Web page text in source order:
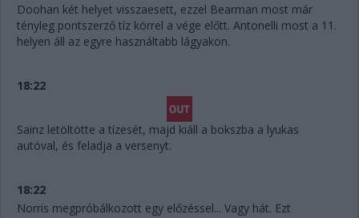
Doohan két helyet visszaesett, ezzel Bearman most már
tényleg pontszerző tíz körrel a vége előtt. Antonelli most a 11.
helyen áll az egyre használtabb lágyakon.
18:22
Sainz letöltötte a tízesét, majd kiáll a bokszba a lyukas
autóval, és feladja a versenyt.
18:22
Norris megpróbálkozott egy előzéssel... Vagy hát. Ezt